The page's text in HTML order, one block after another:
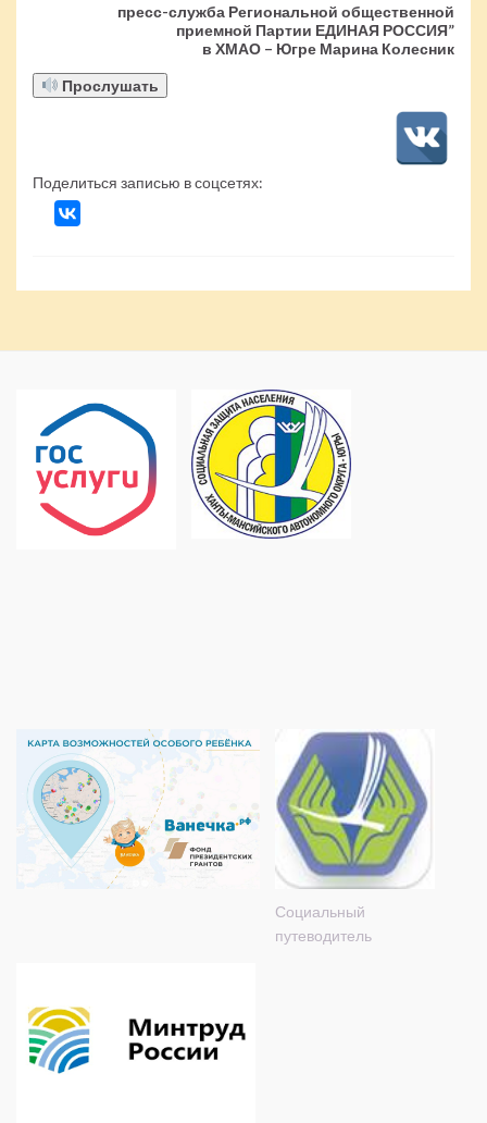
пресс-служба Региональной общественной
приемной Партии ЕДИНАЯ РОССИЯ”
в ХМАО – Югре Марина Колесник
Прослушать
Поделиться записью в соцсетях:
Социальный
путеводитель